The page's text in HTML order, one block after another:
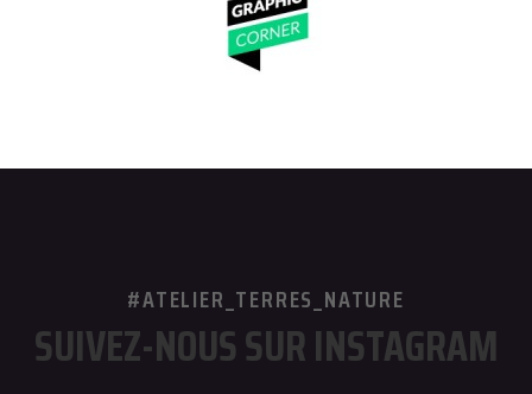
#ATELIER_TERRES_NATURE
SUIVEZ-NOUS SUR INSTAGRAM